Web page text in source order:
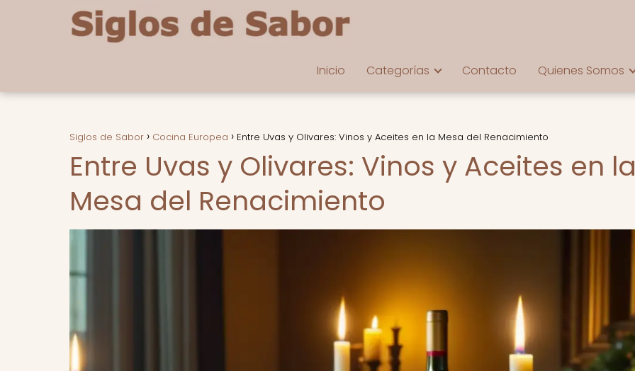
Inicio Categorías Contacto Quienes Somos
Siglos de Sabor Cocina Europea Entre Uvas y Olivares: Vinos y Aceites en la Mesa del Renacimiento
Entre Uvas y Olivares: Vinos y Aceites en la
Mesa del Renacimiento